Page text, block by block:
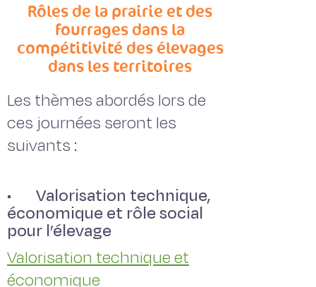
Rôles de la prairie et des
fourrages dans la
compétitivité des élevages
dans les territoires
Les thèmes abordés lors de
ces journées seront les
suivants :
• Valorisation technique,
économique et rôle social
pour l’élevage
Valorisation technique et
économique